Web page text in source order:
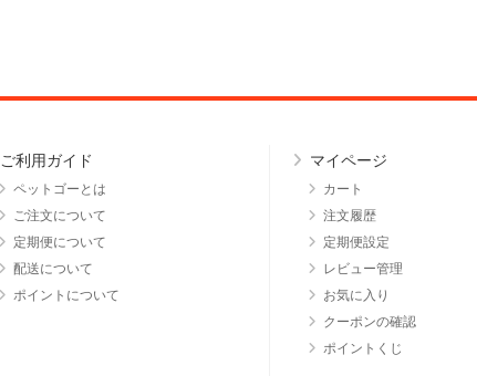
ご利用ガイド
ペットゴーとは
ご注文について
定期便について
配送について
ポイントについて
マイページ
カート
注文履歴
定期便設定
レビュー管理
お気に入り
クーポンの確認
ポイントくじ